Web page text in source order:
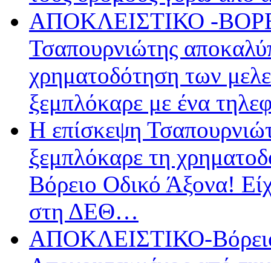
ΑΠΟΚΛΕΙΣΤΙΚΟ -
Τσαπουρνιώτης
χρηματοδότηση των
ξεμπλόκαρε με ένα
Η επίσκεψη
ξεμπλόκαρε τη
Βόρειο Οδικό Άξονα!
στη ΔΕΘ…
ΑΠΟΚΛΕΙΣΤΙΚΟ-